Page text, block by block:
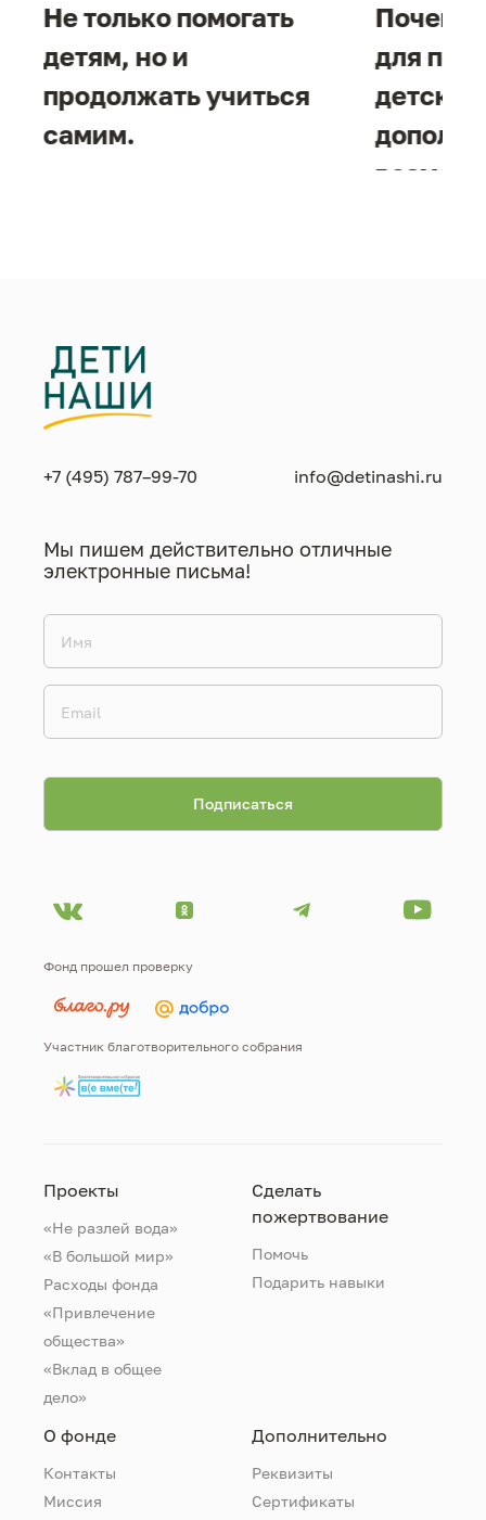
Не только помогать
детям, но и
продолжать учиться
самим.
Почему
для
+7 (495) 787–99-70 info@detinashi.ru
Мы пишем действительно отличные
электронные письма!
Фонд прошел проверку
Участник благотворительного собрания
Проекты
«Не разлей вода»
«В большой мир»
Расходы фонда
«Привлечение
общества»
«Вклад в общее
дело»
Сделать
пожертвование
Помочь
Подарить навыки
О фонде
Контакты
Миссия
Дополнительно
Реквизиты
Сертификаты